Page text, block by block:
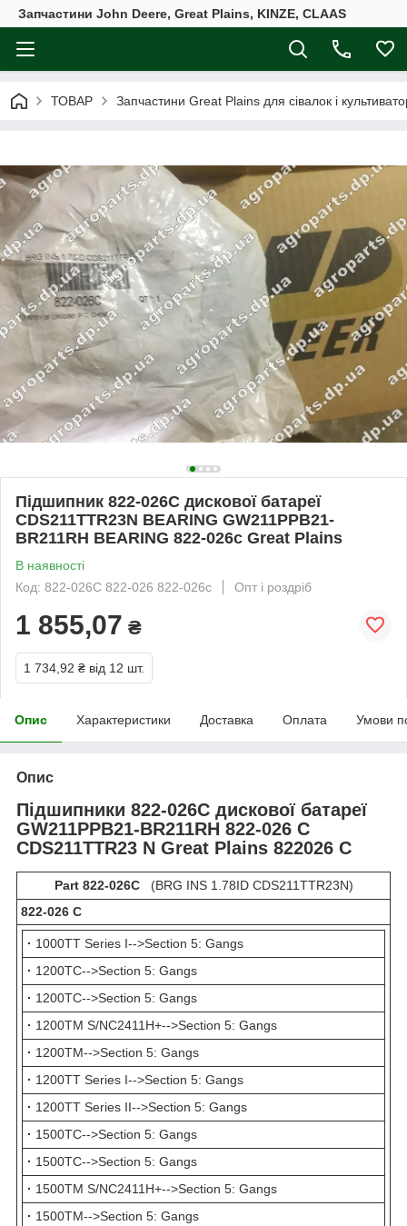
Запчастини John Deere, Great Plains, KINZE, CLAAS
ТОВАР Запчастини Great Plains для сівалок і
Підшипник 822-026C дискової батареї
CDS211TTR23N BEARING GW211PPB21-
BR211RH BEARING 822-026с Great Plains
В наявності
Код: 822-026C 822-026 822-026с
Опт і роздріб
1 855,07 ₴
1 734,92 ₴ від 12 шт.
Опис Характеристики Доставка Оплата Умови
Опис
Підшипники 822-026C дискової батареї
GW211PPB21-BR211RH 822-026 C
CDS211TTR23 N Great Plains 822026 С
Part 822-026C(BRG INS 1.78ID CDS211TTR23N)
822-026 C
· 1000TT Series I-->Section 5: Gangs
· 1200TC-->Section 5: Gangs
· 1200TC-->Section 5: Gangs
· 1200TM S/NC2411H+-->Section 5: Gangs
· 1200TM-->Section 5: Gangs
· 1200TT Series I-->Section 5: Gangs
· 1200TT Series II-->Section 5: Gangs
· 1500TC-->Section 5: Gangs
· 1500TC-->Section 5: Gangs
· 1500TM S/NC2411H+-->Section 5: Gangs
· 1500TM-->Section 5: Gangs